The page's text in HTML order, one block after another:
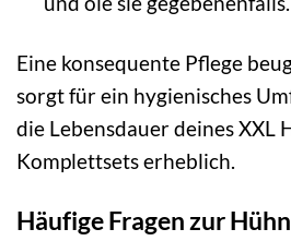
Eine konsequente Pflege
sorgt für ein hygienisches
die Lebensdauer deines XXL
Komplettsets erheblich.
Häufige Fragen zur